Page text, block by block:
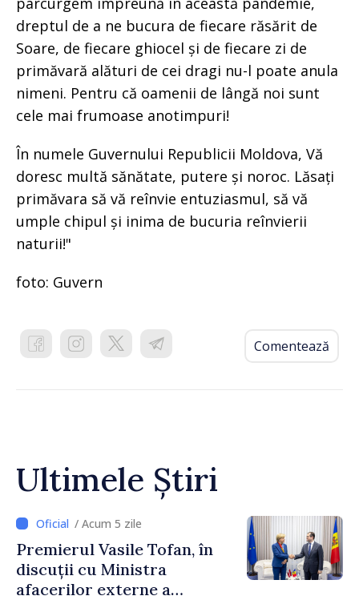
dreptul de a ne bucura de fiecare răsărit de
Soare, de fiecare ghiocel și de fiecare zi de
primăvară alături de cei dragi nu-l poate anula
nimeni. Pentru că oamenii de lângă noi sunt
cele mai frumoase anotimpuri!
În numele Guvernului Republicii Moldova, Vă
doresc multă sănătate, putere și noroc. Lăsați
primăvara să vă reînvie entuziasmul, să vă
umple chipul și inima de bucuria reînvierii
naturii!"
foto: Guvern
Comentează
Ultimele Știri
/ Acum 5 zile
Premierul Vasile Tofan, în
discuții cu Ministra
afacerilor externe a